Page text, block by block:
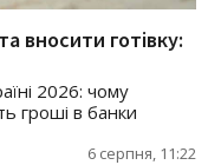
вносити готівку:
2026: чому
гроші в банки
6 серпня, 11:22